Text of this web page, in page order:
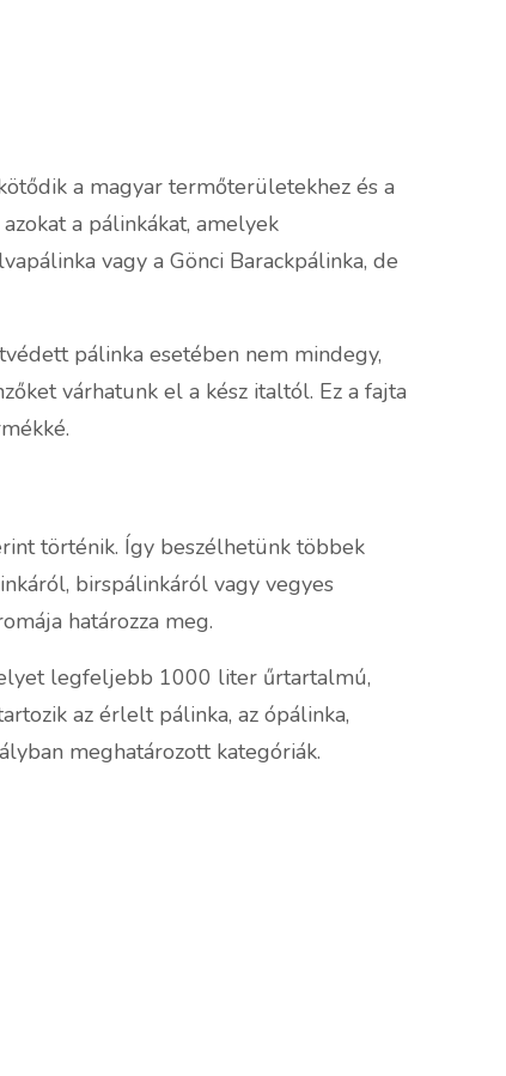
a magyar termőterületekhez és a
a pálinkákat, amelyek
vagy a Gönci Barackpálinka, de
pálinka esetében nem mindegy,
várhatunk el a kész italtól. Ez a fajta
történik. Így beszélhetünk többek
birspálinkáról vagy vegyes
határozza meg.
legfeljebb 1000 liter űrtartalmú,
az érlelt pálinka, az ópálinka,
meghatározott kategóriák.